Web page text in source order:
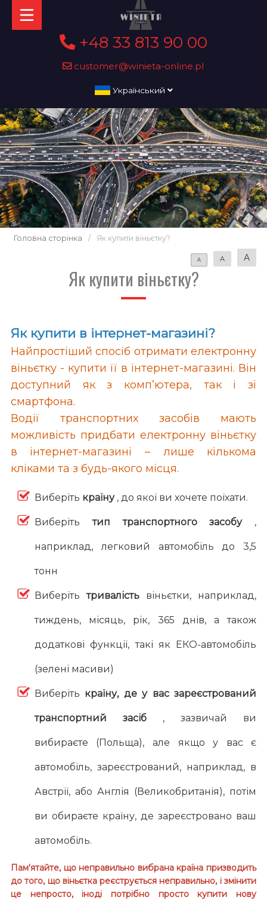
+48 33 813 90 00
customer@winieta-online.pl
Український
Головна сторінка / Як купити віньєтку?
A A A
Як купити віньєтку?
Як купити в інтернет-магазині?
Найпростіший спосіб отримати електронну
віньєтку - купити її в інтернет-магазині. Він
доступний як з комп’ютера, так і зі
смартфона.
Водії транспортних засобів мають
можливість придбати електронну віньєтку
в інтернет-магазині – лише кількома
кліками та з будь-якого місця.
Виберіть країну , до якої ви хочете поїхати.
Виберітьтип транспортного засобу ,
наприклад, легковий автомобіль до 3,5
тонн
Виберітьтривалість віньєтки, наприклад,
тиждень, місяць, рік, 365 днів, а також
додаткові функції, такі як ЕКО-автомобіль
(зелені масиви)
Виберіть країну, де у вас зареєстрований
транспортний засіб , зазвичай ви
вибираєте (Польща), але якщо у вас є
автомобіль, зареєстрований, наприклад, в
Австрії, або Англія (Великобританія), потім
ви обираєте країну, де зареєстровано ваш
автомобіль.
Пам'ятайте, що неправильно вибрана країна призводить
до того, що віньєтка реєструється неправильно, і змінити
це непросто, іноді потрібно просто купити нову